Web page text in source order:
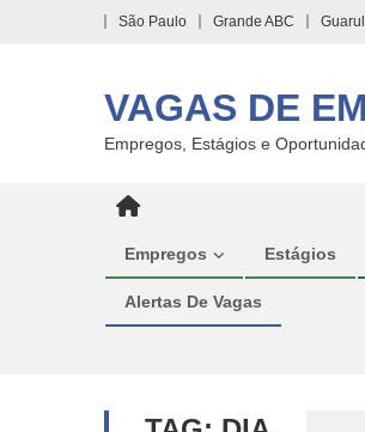
São Paulo Grande ABC
VAGAS DE
Empregos, Estágios e
Empregos Estágios
Alertas De Vagas